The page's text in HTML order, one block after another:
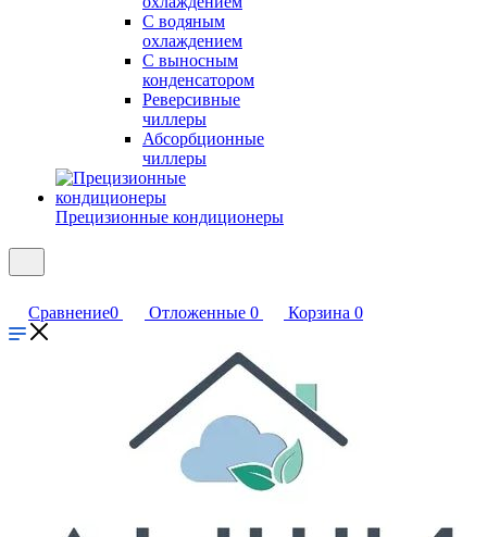
С водяным
охлаждением
С выносным
конденсатором
Реверсивные
чиллеры
Абсорбционные
чиллеры
Прецизионные кондиционеры
Сравнение0 Отложенные 0 Корзина 0